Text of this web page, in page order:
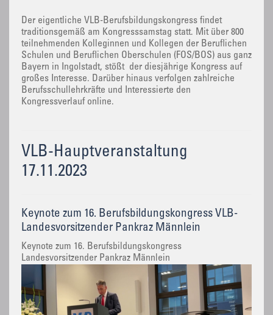
Der eigentliche VLB-Berufsbildungskongress findet
traditionsgemäß am Kongresssamstag statt. Mit über 800
teilnehmenden Kolleginnen und Kollegen der Beruflichen
Schulen und Beruflichen Oberschulen (FOS/BOS) aus ganz
Bayern in Ingolstadt, stößt der diesjährige Kongress auf
großes Interesse. Darüber hinaus verfolgen zahlreiche
Berufsschullehrkräfte und Interessierte den
Kongressverlauf online.
VLB-Hauptveranstaltung
17.11.2023
Keynote zum 16. Berufsbildungskongress VLB-
Landesvorsitzender Pankraz Männlein
Keynote zum 16. Berufsbildungskongress
Landesvorsitzender Pankraz Männlein